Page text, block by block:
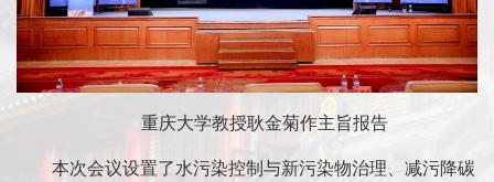
重庆大学教授耿金菊作主旨报告
本次会议设置了水污染控制与新污染物治理、减污降碳